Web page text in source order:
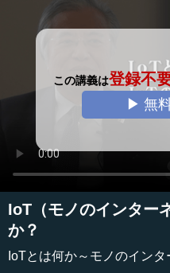
この講義は登録不
▶ 無
IoT（モノのインター
か？
IoTとは何か～モノのイン